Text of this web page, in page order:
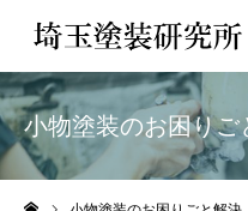
小物塗装のお困りご